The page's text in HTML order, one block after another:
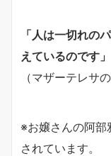
「人は一切れの
えているのです」
（マザーテレサの
※お嬢さんの阿部
されています。